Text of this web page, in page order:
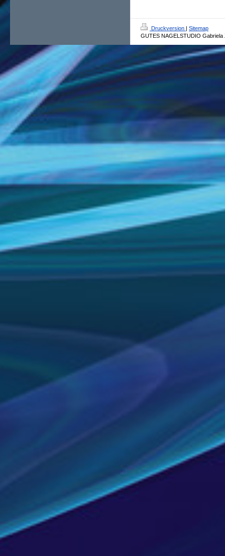
Druckversion | Sitemap
GUTES NAGELSTUDIO Gabriela